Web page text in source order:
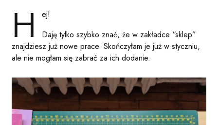
H
ej!
Daję tylko szybko znać, że w zakładce “sklep”
znajdziesz już nowe prace. Skończyłam je już w styczniu,
ale nie mogłam się zabrać za ich dodanie.